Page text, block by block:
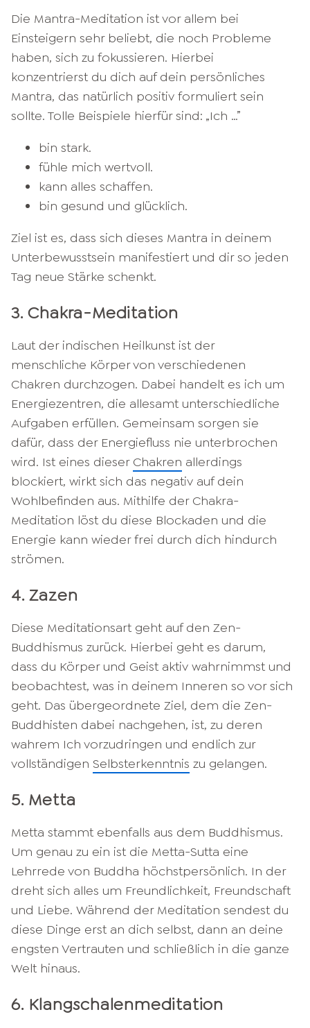
Die Mantra-Meditation ist vor allem bei
Einsteigern sehr beliebt, die noch Probleme
haben, sich zu fokussieren. Hierbei
konzentrierst du dich auf dein persönliches
Mantra, das natürlich positiv formuliert sein
sollte. Tolle Beispiele hierfür sind: „Ich …”
bin stark.
fühle mich wertvoll.
kann alles schaffen.
bin gesund und glücklich.
Ziel ist es, dass sich dieses Mantra in deinem
Unterbewusstsein manifestiert und dir so jeden
Tag neue Stärke schenkt.
3. Chakra-Meditation
Laut der indischen Heilkunst ist der
menschliche Körper von verschiedenen
Chakren durchzogen. Dabei handelt es ich um
Energiezentren, die allesamt unterschiedliche
Aufgaben erfüllen. Gemeinsam sorgen sie
dafür, dass der Energiefluss nie unterbrochen
wird. Ist eines dieser Chakren allerdings
blockiert, wirkt sich das negativ auf dein
Wohlbefinden aus. Mithilfe der Chakra-
Meditation löst du diese Blockaden und die
Energie kann wieder frei durch dich hindurch
strömen.
4. Zazen
Diese Meditationsart geht auf den Zen-
Buddhismus zurück. Hierbei geht es darum,
dass du Körper und Geist aktiv wahrnimmst und
beobachtest, was in deinem Inneren so vor sich
geht. Das übergeordnete Ziel, dem die Zen-
Buddhisten dabei nachgehen, ist, zu deren
wahrem Ich vorzudringen und endlich zur
vollständigen Selbsterkenntnis zu gelangen.
5. Metta
Metta stammt ebenfalls aus dem Buddhismus.
Um genau zu ein ist die Metta-Sutta eine
Lehrrede von Buddha höchstpersönlich. In der
dreht sich alles um Freundlichkeit, Freundschaft
und Liebe. Während der Meditation sendest du
diese Dinge erst an dich selbst, dann an deine
engsten Vertrauten und schließlich in die ganze
Welt hinaus.
6. Klangschalenmeditation